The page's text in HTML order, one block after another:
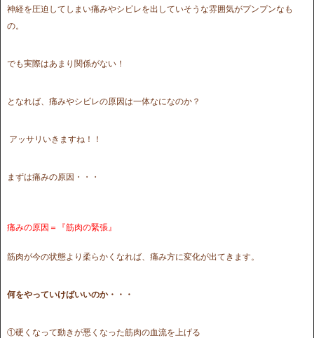
神経を圧迫してしまい痛みやシビレを出していそうな雰囲気がプンプンなも
の。
でも実際はあまり関係がない！
となれば、痛みやシビレの原因は一体なになのか？
アッサリいきますね！！
まずは痛みの原因・・・
痛みの原因＝『筋肉の緊張』
筋肉が今の状態より柔らかくなれば、痛み方に変化が出てきます。
何をやっていけばいいのか・・・
①硬くなって動きが悪くなった筋肉の血流を上げる